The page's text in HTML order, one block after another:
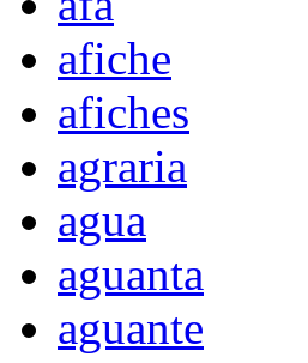
afiche
afiches
agraria
agua
aguanta
aguante